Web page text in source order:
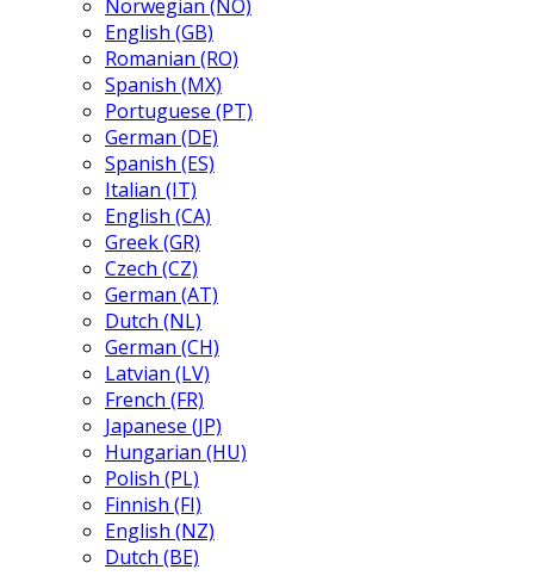
Norwegian (NO)
English (GB)
Romanian (RO)
Spanish (MX)
Portuguese (PT)
German (DE)
Spanish (ES)
Italian (IT)
English (CA)
Greek (GR)
Czech (CZ)
German (AT)
Dutch (NL)
German (CH)
Latvian (LV)
French (FR)
Japanese (JP)
Hungarian (HU)
Polish (PL)
Finnish (FI)
English (NZ)
Dutch (BE)